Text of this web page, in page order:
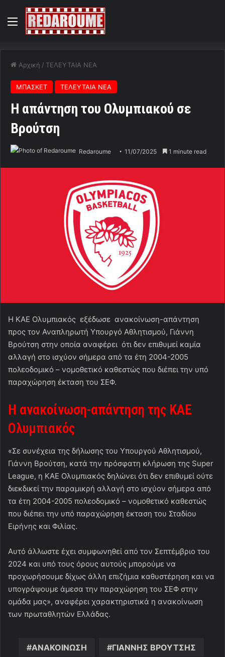
Menu
Αρχική / ΤΕΛΕΥΤΑΙΑ ΝΕΑ
ΜΠΑΣΚΕΤ ΤΕΛΕΥΤΑΙΑ ΝΕΑ
Η απάντηση του Ολυμπιακού σε
Βρούτση
Redaroume 11/07/2025 1 minute read
H KAE Oλυμπιακός εξέδωσε ανακοίνωση-απάντηση
προς τον Αναπληρωτή Υπουργό Αθλητισμού, Γιάννη
Βρούτση στην οποία αναφέρει ότι δεν επιθυμεί καμία
αλλαγή στο ισχύον σήμερα από τα έτη 2004-2005
πολεοδομικό – νομοθετικό καθεστώς που διέπει την υπό
παραχώρηση έκταση του ΣΕΦ.
Η ανακοίνωση-απάντηση της ΚΑΕ
Ολυμπιακός
«Σε συνέχεια της δήλωσης του Υπουργού Αθλητισμού,
Γιάννη Βρούτση, κατά την πρόσφατη κλήρωση της Super
League, η ΚΑΕ Ολυμπιακός δηλώνει ότι δεν επιθυμεί ούτε
διεκδικεί την παραμικρή αλλαγή στο ισχύον σήμερα από
τα έτη 2004-2005 πολεοδομικό – νομοθετικό καθεστώς
που διέπει την υπό παραχώρηση έκταση του Σταδίου
Ειρήνης και Φιλίας.
Αυτό άλλωστε έχει συμφωνηθεί από τον Σεπτέμβριο του
2024 και υπό τους όρους αυτούς μπορούμε να
προχωρήσουμε δίχως άλλη επιζήμια καθυστέρηση και να
υπογράψουμε άμεσα την παραχώρηση του ΣΕΦ στην
ομάδα μας», αναφέρει χαρακτηριστικά η ανακοίνωση
των πρωταθλητών Ελλάδας.
ΑΝΑΚΟΙΝΩΣΗ ΓΙΑΝΝΗΣ ΒΡΟΥΤΣΗΣ